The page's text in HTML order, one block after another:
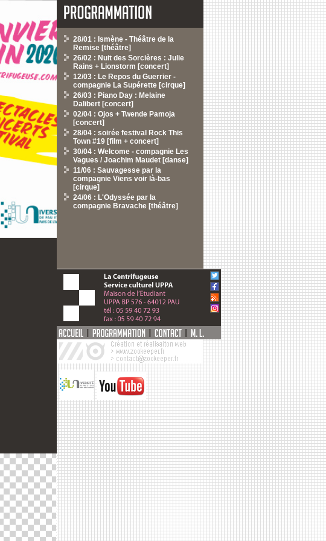
28/01 : Ismène - Théâtre de la
Remise [théâtre]
26/02 : Nuit des Sorcières : Julie
Rains + Lionstorm [concert]
12/03 : Le Repos du Guerrier -
compagnie La Supérette [cirque]
26/03 : Piano Day : Melaine
Dalibert [concert]
02/04 : Ojos + Twende Pamoja
[concert]
28/04 : soirée festival Rock This
Town #19 [film + concert]
30/04 : Welcome - compagnie Les
Vagues / Joachim Maudet [danse]
11/06 : Sauvagesse par la
compagnie Viens voir là-bas
[cirque]
24/06 : L'Odyssée par la
compagnie Bravache [théâtre]